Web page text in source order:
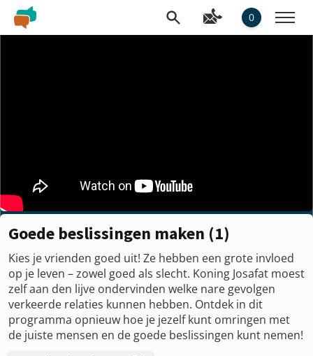
0
Goede beslissingen maken (1)
Kies je vrienden goed uit! Ze hebben een grote invloed
op je leven – zowel goed als slecht. Koning Josafat moest
zelf aan den lijve ondervinden welke nare gevolgen
verkeerde relaties kunnen hebben. Ontdek in dit
programma opnieuw hoe je jezelf kunt omringen met
de juiste mensen en de goede beslissingen kunt nemen!